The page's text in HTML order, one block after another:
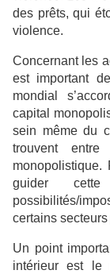
des prêts, qui
violence.
Concernant les
est important
mondial
capital
sein même du
trouvent
monopolistique.
guider
possibilités/
certains
Un point
intérieur est le